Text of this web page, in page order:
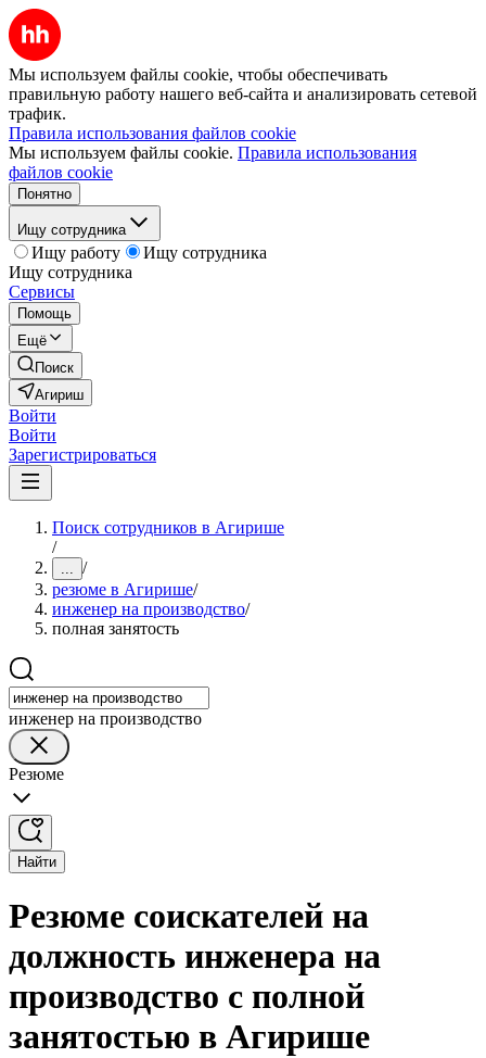
Мы используем файлы cookie, чтобы обеспечивать
правильную работу нашего веб-сайта и анализировать сетевой
трафик.
Правила использования файлов cookie
Мы используем файлы cookie. Правила использования
файлов cookie
Понятно
Ищу сотрудника
Ищу работу
Ищу сотрудника
Ищу сотрудника
Сервисы
Помощь
Ещё
Поиск
Агириш
Войти
Войти
Зарегистрироваться
Поиск сотрудников в Агирише
/
... /
резюме в Агирише/
инженер на производство/
полная занятость
инженер на производство
Резюме
Найти
Резюме соискателей на
должность инженера на
производство с полной
занятостью в Агирише